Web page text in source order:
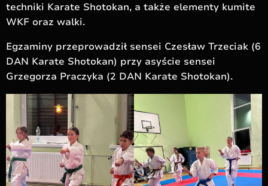
techniki Karate Shotokan, a także elementy kumite
WKF oraz walki.
Egzaminy przeprowadził sensei Czesław Trzeciak (6
DAN Karate Shotokan) przy asyście sensei
Grzegorza Praczyka (2 DAN Karate Shotokan).